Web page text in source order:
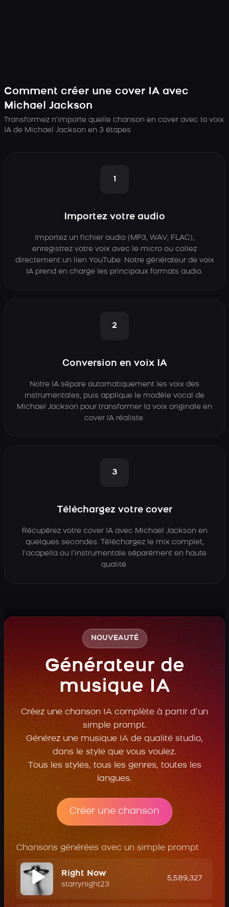
Comment créer une cover IA avec
Michael Jackson
Transformez n’importe quelle chanson en cover avec la voix
IA de Michael Jackson en 3 étapes
1
Importez votre audio
Importez un fichier audio (MP3, WAV, FLAC),
enregistrez votre voix avec le micro ou collez
directement un lien YouTube. Notre générateur de voix
IA prend en charge les principaux formats audio.
2
Conversion en voix IA
Notre IA sépare automatiquement les voix des
instrumentales, puis applique le modèle vocal de
Michael Jackson pour transformer la voix originale en
cover IA réaliste.
3
Téléchargez votre cover
Récupérez votre cover IA avec Michael Jackson en
quelques secondes. Téléchargez le mix complet,
l’acapella ou l’instrumentale séparément en haute
qualité.
NOUVEAUTÉ
Générateur de
musique IA
Créez une chanson IA complète à partir d’un
simple prompt.
Générez une musique IA de qualité studio,
dans le style que vous voulez.
Tous les styles, tous les genres, toutes les
langues.
Créer une chanson
Chansons générées avec un simple prompt
Right Now
starrynight23
5,589,327